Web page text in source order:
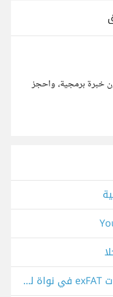
خبرة برمجية، واحجز
مايكروسوفت تجلب دعم نظام ملفات exFAT في نواة لينكس